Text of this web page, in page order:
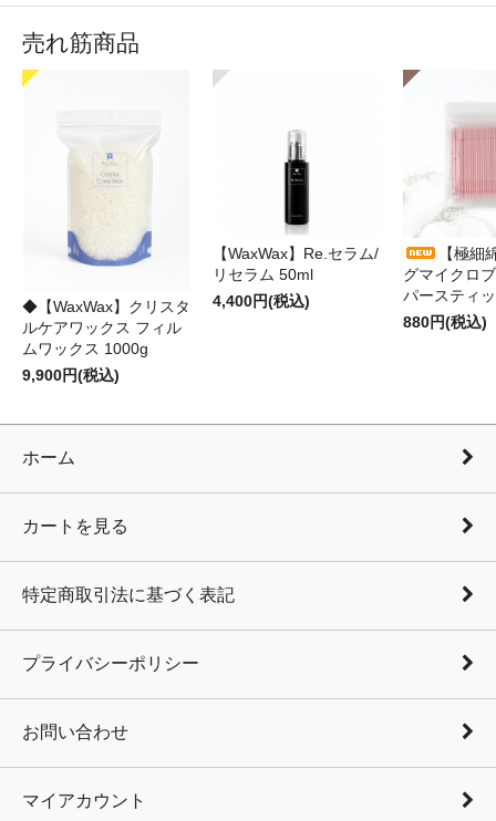
売れ筋商品
◆【WaxWax】クリスタ
ルケアワックス フィル
ムワックス 1000g
9,900円(税込)
【WaxWax】Re.セラム/
リセラム 50ml
4,400円(税込)
【極細
グマイクロ
パースティ
880円(税込)
ホーム
カートを見る
特定商取引法に基づく表記
プライバシーポリシー
お問い合わせ
マイアカウント